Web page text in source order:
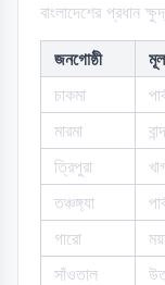
বাংলাদেশের প্রধান
জনগোষ্ঠী
চাকমা
মারমা
ত্রিপুরা
তঞ্চঙ্গ্যা
গারো
সাঁওতাল